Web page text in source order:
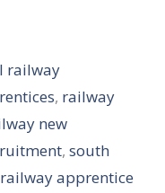
railway
, railway
new
, south
apprentice